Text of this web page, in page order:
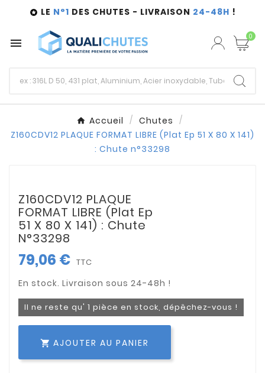
 LE N°1 DES CHUTES - LIVRAISON 24-48H !
 0
Accueil
Chutes
Z160CDV12 PLAQUE FORMAT LIBRE (Plat Ep 51 X 80 X 141)
: Chute n°33298
Z160CDV12 PLAQUE
FORMAT LIBRE (Plat Ep
51 X 80 X 141) : Chute
N°33298
79,06 € TTC
Il ne reste qu' 1 pièce en stock, dépêchez-vous !
 AJOUTER AU PANIER